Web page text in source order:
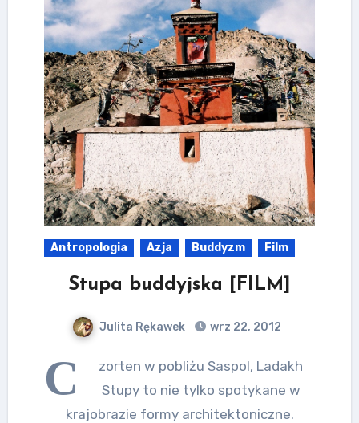
Antropologia Azja Buddyzm Film
Stupa buddyjska [FILM]
Julita Rękawek wrz 22, 2012
C
zorten w pobliżu Saspol, Ladakh
Stupy to nie tylko spotykane w
krajobrazie formy architektoniczne.